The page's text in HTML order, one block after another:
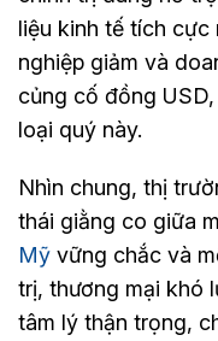
liệu kinh tế tích
nghiệp giảm và
củng cố đồng
loại quý này.
Nhìn chung, thị
thái giằng co giữa
Mỹ vững chắc và
trị, thương mại khó
tâm lý thận trọng,